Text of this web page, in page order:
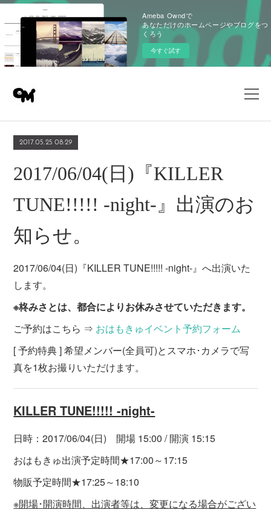
Ameba Owndで
あなただけのホームページやブログをつ
くろう
今すぐ試す
2017.05.25 08:29
2017/06/04(日)『KILLER
TUNE!!!!! -night-』出演のお
知らせ。
2017/06/04(日)『KILLER TUNE!!!!! -night-』へ出演いた
します。
※柊みさとは、都合によりお休みさせていただきます。
ご予約はこちら ⇒ おはもきゅイベント予約フォーム
[ 予約特典 ] 希望メンバー(全員可)とスマホ･カメラで写
真を1枚お撮りいただけます。
KILLER TUNE!!!!! -night-
日時：2017/06/04(日) 開場 15:00 / 開演 15:15
おはもきゅ出演予定時間★17:00～17:15
物販予定時間★17:25～18:10
※開場･開演時間、出演者等は、変更になる場合がござい